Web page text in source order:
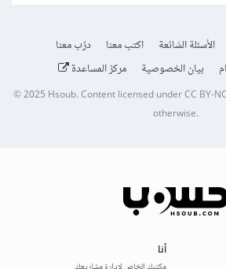
الأسئلة الشائعة اكتب معنا
درّب معنا
بيان الخصوصية مركز المساعدة
© 2025 Hsoub.Content licensed underCC BY-
otherwise.